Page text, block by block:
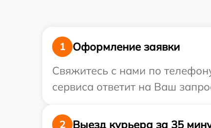
1
Оформление заявки
Свяжитесь с нами по
сервиса ответит на Ваш
2
Выезд курьера за 35